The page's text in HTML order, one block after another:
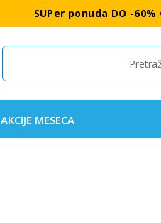
SUPer ponuda DO -60%
Search
AKCIJE MESECA